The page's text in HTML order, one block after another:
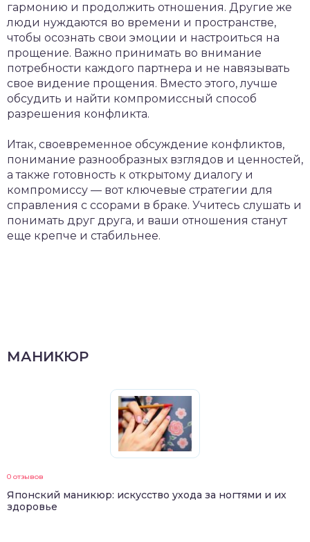
гармонию и продолжить отношения. Другие же
люди нуждаются во времени и пространстве,
чтобы осознать свои эмоции и настроиться на
прощение. Важно принимать во внимание
потребности каждого партнера и не навязывать
свое видение прощения. Вместо этого, лучше
обсудить и найти компромиссный способ
разрешения конфликта.
Итак, своевременное обсуждение конфликтов,
понимание разнообразных взглядов и ценностей,
а также готовность к открытому диалогу и
компромиссу — вот ключевые стратегии для
справления с ссорами в браке. Учитесь слушать и
понимать друг друга, и ваши отношения станут
еще крепче и стабильнее.
МАНИКЮР
0 отзывов
Японский маникюр: искусство ухода за ногтями и их
здоровье